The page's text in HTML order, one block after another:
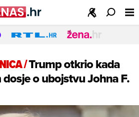
/Trump otkrio kada
o ubojstvu Johna F.